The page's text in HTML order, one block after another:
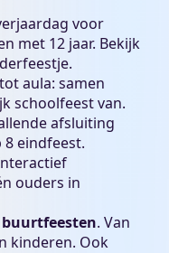
voor
met 12 jaar. Bekijk
.
aula: samen
schoolfeestvan.
afsluiting
8 eindfeest.
ouders in
. Van
kinderen. Ook